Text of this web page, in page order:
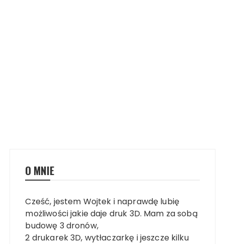
O MNIE
Cześć, jestem Wojtek i naprawdę lubię
możliwości jakie daje druk 3D. Mam za sobą
budowę 3 dronów,
2 drukarek 3D, wytłaczarkę i jeszcze kilku